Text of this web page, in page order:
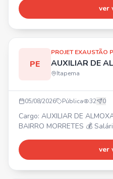
Segunda a Sexta-feira 💰
Bonificação e Seguro de
ver
PE
PROJET EXAUSTÃO
AUXILIAR DE
Itapema
05/08/2026 Pública 32 0
Cargo: AUXILIAR DE ALMOXARIFADO 📍
BAIRRO MORRETES 💰
sexta-feira 📋 Atividades:
Contar e conferir o estoque;
ver